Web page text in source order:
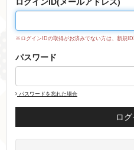
ログインID(メールアドレス)
※ログインIDの取得がお済みでない方は、新規ID
パスワード
パスワードを忘れた場合